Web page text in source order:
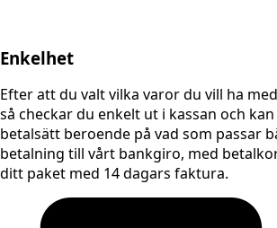
Enkelhet
Efter att du valt vilka varor du vill ha
så checkar du enkelt ut i kassan och
betalsätt beroende på vad som passar
betalning till vårt bankgiro, med
ditt paket med 14 dagars faktura.